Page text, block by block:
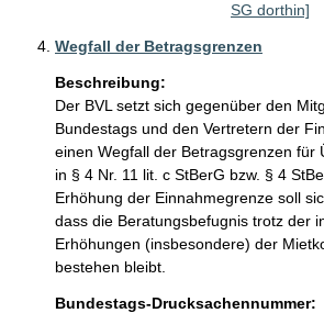
SG dorthin]
Wegfall der Betragsgrenzen
Beschreibung:
Der BVL setzt sich gegenüber den
Bundestags und den Vertretern der
einen Wegfall der Betragsgrenzen für
in § 4 Nr. 11 lit. c StBerG bzw. § 4
Erhöhung der Einnahmegrenze soll
dass die Beratungsbefugnis trotz der
Erhöhungen (insbesondere) der
bestehen bleibt.
Bundestags-Drucksachennummer: